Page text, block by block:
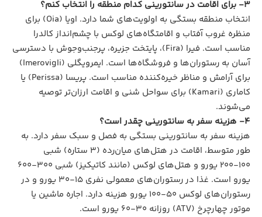
3- برای اقامت در سانتورینی کدام منطقه را انتخاب کنم؟
انتخاب منطقه بستگی به اولویت‌های شما دارد. اویا (Oia) برای
منظره غروب آفتاب و اقامتگاه‌های لوکس با چشم‌انداز کالدرا
مناسب است. فیرا (Fira)، پایتخت جزیره، پرجنب‌وجوش با دسترسی
آسان به رستوران‌ها و فروشگاه‌ها است. ایمرویگلی (Imerovigli)
برای آرامش و مناظر خیره‌کننده مناسب است. پریسا (Perissa) یا
کاماری (Kamari) برای سواحل شنی و اقامت ارزان‌تر توصیه
می‌شوند.
4- هزینه سفر به سانتورینی چقدر است؟
هزینه سفر به سانتورینی بستگی به فصل و سبک سفر دارد. به
طور متوسط، اقامت در هتل‌های میان‌رده (۳ ستاره) شبی
۱۰۰-۲۰۰ یورو و هتل‌های لوکس (مانند کاتیکیز) شبی ۳۰۰-۶۰۰
یورو است. غذا در رستوران‌های معمولی نفری ۱۵-۳۰ یورو و در
رستوران‌های لوکس ۵۰-۱۰۰ یورو هزینه دارد. اجاره ماشین یا
موتور چهارچرخ (ATV) روزانه ۳۰-۶۰ یورو است.